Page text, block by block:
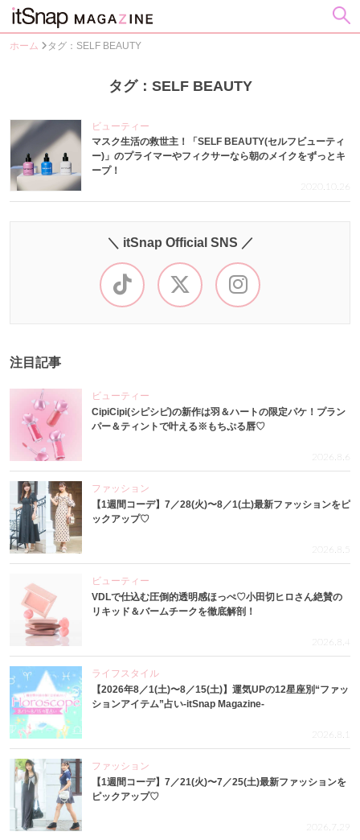
ホーム タグ：SELF BEAUTY
タグ：SELF BEAUTY
ビューティー
マスク生活の救世主！「SELF BEAUTY(セルフビューティ
ー)」のプライマーやフィクサーなら朝のメイクをずっとキ
ープ！
2020.10.26
＼ itSnap Official SNS ／
注目記事
ビューティー
CipiCipi(シピシピ)の新作は羽＆ハートの限定パケ！プラン
パー＆ティントで叶える※もちぷる唇♡
2026.8.6
ファッション
【1週間コーデ】7／28(火)〜8／1(土)最新ファッションをピ
ックアップ♡
2026.8.5
ビューティー
VDLで仕込む圧倒的透明感ほっぺ♡小田切ヒロさん絶賛の
リキッド＆バームチークを徹底解剖！
2026.8.4
ライフスタイル
【2026年8／1(土)〜8／15(土)】運気UPの12星座別“ファッ
ションアイテム”占い-itSnap Magazine-
2026.8.1
ファッション
【1週間コーデ】7／21(火)〜7／25(土)最新ファッションを
ピックアップ♡
2026.7.29